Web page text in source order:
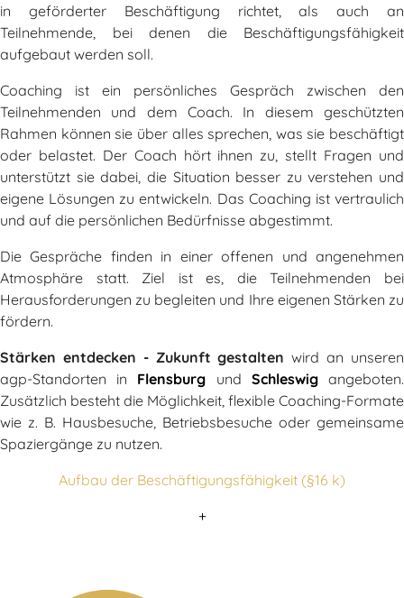
in geförderter Beschäftigung richtet, als auch an
Teilnehmende, bei denen die Beschäftigungsfähigkeit
aufgebaut werden soll.
Coaching ist ein persönliches Gespräch zwischen den
Teilnehmenden und dem Coach. In diesem geschützten
Rahmen können sie über alles sprechen, was sie beschäftigt
oder belastet. Der Coach hört ihnen zu, stellt Fragen und
unterstützt sie dabei, die Situation besser zu verstehen und
eigene Lösungen zu entwickeln. Das Coaching ist vertraulich
und auf die persönlichen Bedürfnisse abgestimmt.
Die Gespräche finden in einer offenen und angenehmen
Atmosphäre statt. Ziel ist es, die Teilnehmenden bei
Herausforderungen zu begleiten und Ihre eigenen Stärken zu
fördern.
Stärken entdecken - Zukunft gestalten wird an unseren
agp-Standorten in Flensburg und Schleswigangeboten.
Zusätzlich besteht die Möglichkeit, flexible Coaching-Formate
wie z. B. Hausbesuche, Betriebsbesuche oder gemeinsame
Spaziergänge zu nutzen.
Aufbau der Beschäftigungsfähigkeit (§16 k)
+